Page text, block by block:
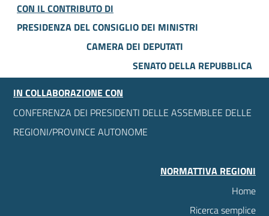
CON IL CONTRIBUTO DI
PRESIDENZA DEL CONSIGLIO DEI MINISTRI
CAMERA DEI DEPUTATI
SENATO DELLA REPUBBLICA
IN COLLABORAZIONE CON
CONFERENZA DEI PRESIDENTI DELLE ASSEMBLEE DELLE
REGIONI/PROVINCE AUTONOME
NORMATTIVA REGIONI
Home
Ricerca semplice